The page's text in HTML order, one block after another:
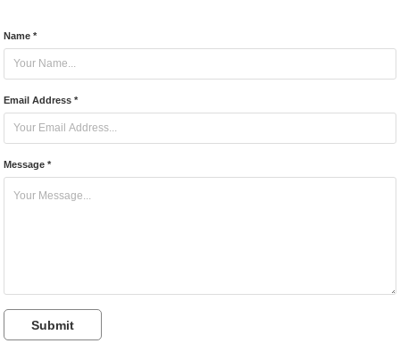
Name *
Email Address *
Message *
Submit